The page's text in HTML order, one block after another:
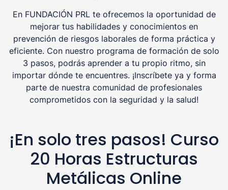
En FUNDACIÓN PRL te ofrecemos la oportunidad de
mejorar tus habilidades y conocimientos en
prevención de riesgos laborales de forma práctica y
eficiente. Con nuestro programa de formación de solo
3 pasos, podrás aprender a tu propio ritmo, sin
importar dónde te encuentres. ¡Inscríbete ya y forma
parte de nuestra comunidad de profesionales
comprometidos con la seguridad y la salud!
¡En solo tres pasos! Curso
20 Horas Estructuras
Metálicas Online